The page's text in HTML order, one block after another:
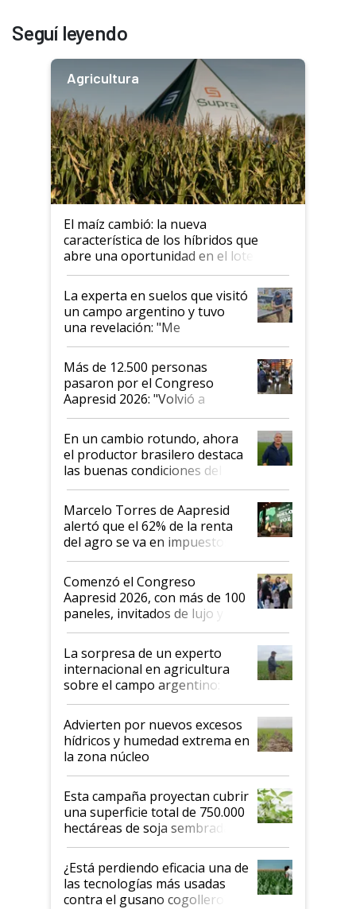
Seguí leyendo
Agricultura
El maíz cambió: la nueva
característica de los híbridos que
abre una oportunidad en el lote
La experta en suelos que visitó
un campo argentino y tuvo
una revelación: "Me
impresionó mucho"
Más de 12.500 personas
pasaron por el Congreso
Aapresid 2026: "Volvió a
demostrar que hablar del
suelo es hablar de todo el
sistema productivo"
En un cambio rotundo, ahora
el productor brasilero destaca
las buenas condiciones del
agro argentino para invertir:
"Los veo más motivados"
Marcelo Torres de Aapresid
alertó que el 62% de la renta
del agro se va en impuestos:
"No es bueno que en
Argentina se sigan discutiendo
las mismas cosas de hace 50
años"
Comenzó el Congreso
Aapresid 2026, con más de 100
paneles, invitados de lujo y
todas las tendencias
La sorpresa de un experto
internacional en agricultura
sobre el campo argentino:
"Estoy muy impresionado"
Advierten por nuevos excesos
hídricos y humedad extrema en
la zona núcleo
Esta campaña proyectan cubrir
una superficie total de 750.000
hectáreas de soja sembradas
con una nueva generación de
variedades que marcan un
salto tecnológico en genética y
rendimiento
¿Está perdiendo eficacia una de
las tecnologías más usadas
contra el gusano cogollero? El